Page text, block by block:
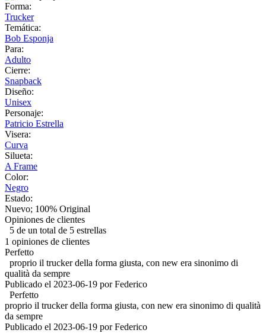
Forma:
Trucker
Temática:
Bob Esponja
Para:
Adulto
Cierre:
Snapback
Diseño:
Unisex
Personaje:
Patricio Estrella
Visera:
Curva
Silueta:
A Frame
Color:
Negro
Estado:
Nuevo; 100% Original
Opiniones de clientes
5 de un total de 5 estrellas
1 opiniones de clientes
Perfetto
proprio il trucker della forma giusta, con new era sinonimo di
qualità da sempre
Publicado el 2023-06-19 por Federico
Perfetto
proprio il trucker della forma giusta, con new era sinonimo di qualità
da sempre
Publicado el 2023-06-19 por Federico